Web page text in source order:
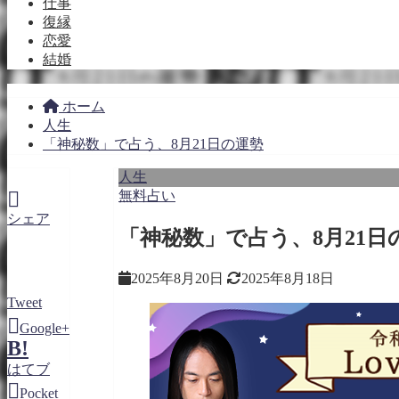
復縁
恋愛
結婚
ホーム
人生
「神秘数」で占う、8月21日の運勢
シェア
Tweet
Google+
B!
はてブ
Pocket
人生
無料占い
「神秘数」で占う、8月21日
2025年8月20日 2025年8月18日